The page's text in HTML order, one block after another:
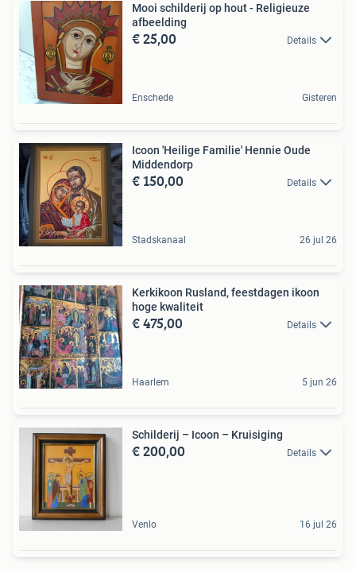
Mooi schilderij op hout - Religieuze
afbeelding
€ 25,00 Details
Enschede Gisteren
Icoon 'Heilige Familie' Hennie Oude
Middendorp
€ 150,00 Details
Stadskanaal 26 jul 26
Kerkikoon Rusland, feestdagen ikoon
hoge kwaliteit
€ 475,00 Details
Haarlem 5 jun 26
Schilderij – Icoon – Kruisiging
€ 200,00 Details
Venlo 16 jul 26